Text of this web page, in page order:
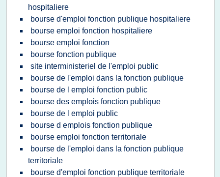
hospitaliere
bourse d'emploi fonction publique hospitaliere
bourse emploi fonction hospitaliere
bourse emploi fonction
bourse fonction publique
site interministeriel de l'emploi public
bourse de l'emploi dans la fonction publique
bourse de l emploi fonction public
bourse des emplois fonction publique
bourse de l emploi public
bourse d emplois fonction publique
bourse emploi fonction territoriale
bourse de l'emploi dans la fonction publique
territoriale
bourse d'emploi fonction publique territoriale